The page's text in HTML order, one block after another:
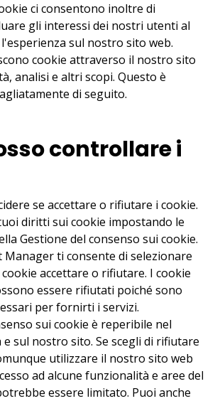
ci consentono inoltre di
gli interessi dei nostri utenti al
sul nostro sito web.
cookie attraverso il nostro sito
analisi e altri scopi. Questo è
di seguito.
controllare i
se accettare o rifiutare i cookie.
diritti sui cookie impostando le
Gestione del consenso sui cookie.
Manager ti consente di selezionare
accettare o rifiutare. I cookie
essere rifiutati poiché sono
per fornirti i servizi.
sui cookie è reperibile nel
sul nostro sito. Se scegli di rifiutare
utilizzare il nostro sito web
ad alcune funzionalità e aree del
essere limitato. Puoi anche